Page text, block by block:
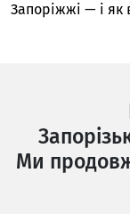
Запоріжжі — і як
Ми